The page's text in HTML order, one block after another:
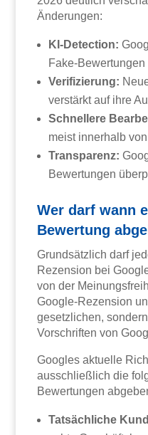
Änderungen:
KI-Detection:
Fake-
Verifizierung:
verstärkt auf ihre
Schnellere
meist innerhalb
Transparenz:
Bewertungen
Wer darf wann
Bewertung
Grundsätzlich darf
Rezension bei
von der
Google-Rezension
gesetzlichen,
Vorschriften von
Googles aktuelle
ausschließlich die
Bewertungen
Tatsächliche